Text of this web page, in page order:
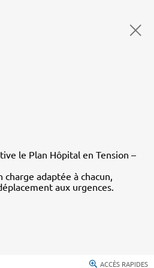
le Plan Hôpital en Tension –
adaptée à chacun,
aux urgences.
ACCÈS RAPIDES